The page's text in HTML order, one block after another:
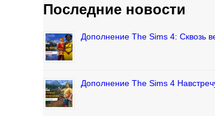
Последние новости
Дополнение The Sims 4: Сквозь
Дополнение The Sims 4